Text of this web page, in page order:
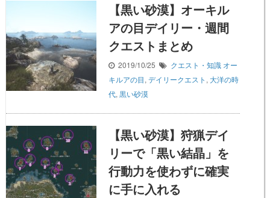
【黒い砂漠】オーキル
アの目デイリー・週間
クエストまとめ
2019/10/25 クエスト・知識 オー
キルアの目, デイリークエスト , 大洋の時
代, 黒い砂漠
【黒い砂漠】狩猟デイ
リーで「黒い結晶」を
行動力を使わずに確実
に手に入れる